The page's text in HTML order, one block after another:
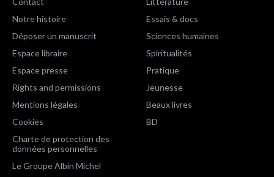
Notre histoire
Déposer un manuscrit
Espace libraire
Espace presse
Rights and permissions
Mentions légales
Cookies
Charte de protection des
données personnelles
Le Groupe Albin Michel
Essais & docs
Sciences humaines
Spiritualités
Pratique
Jeunesse
Beaux livres
BD